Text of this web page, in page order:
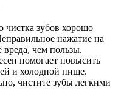
чистка зубов хорошо
нажатие на
чем пользы.
помогает повысить
и холодной пище.
чистите зубы легкими